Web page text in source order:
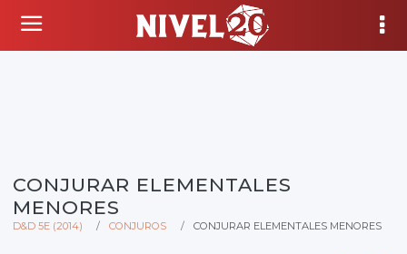
CONJURAR ELEMENTALES
MENORES
D&D 5E (2014) CONJUROS CONJURAR ELEMENTALES MENORES